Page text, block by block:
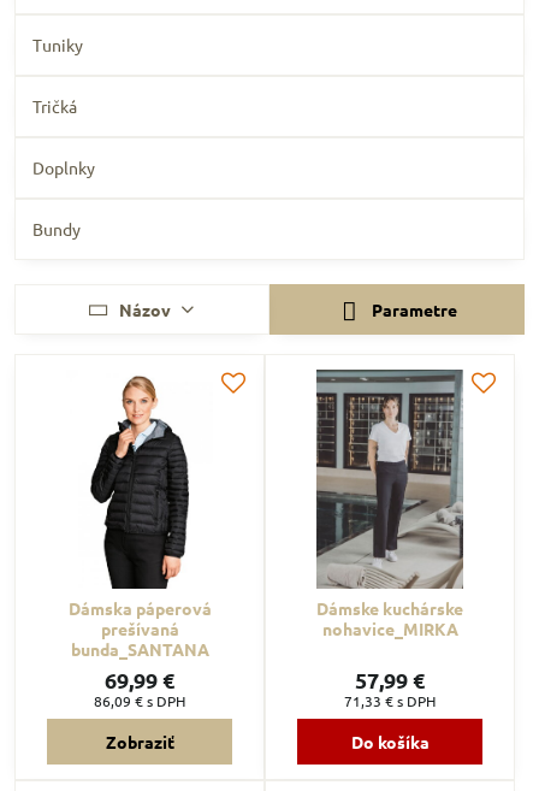
Tuniky
Tričká
Doplnky
Bundy
Názov Parametre
Dámska páperová
prešívaná
bunda_SANTANA
69,99 €
86,09 €s DPH
Zobraziť
Dámske kuchárske
nohavice_MIRKA
57,99 €
71,33 €s DPH
Do košíka